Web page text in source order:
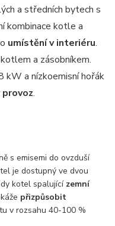
a středních bytech s
kombinace kotle a
umístění v interiéru.
a zásobníkem.
kW a nízkoemisní hořák
.
s emisemi do ovzduší
je dostupný ve dvou
kotel spalující zemní
přizpůsobit
v rozsahu 40-100 %